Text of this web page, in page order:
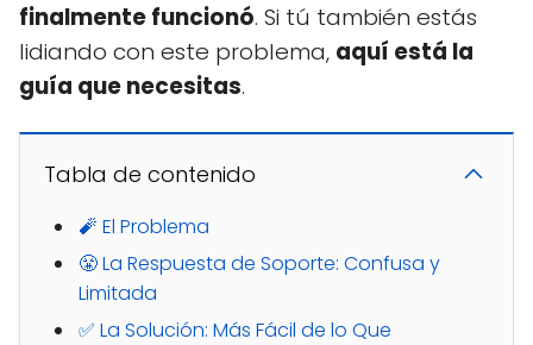
finalmente funcionó. Si tú también estás
lidiando con este problema, aquí está la
guía que necesitas.
Tabla de contenido
🧨 El Problema
😤 La Respuesta de Soporte: Confusa y
Limitada
✅ La Solución: Más Fácil de lo Que